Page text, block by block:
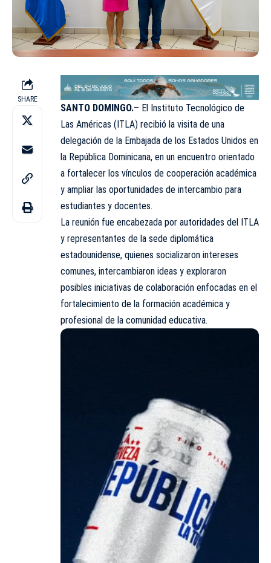
SHARE
SANTO DOMINGO.– El Instituto Tecnológico de
Las Américas (ITLA) recibió la visita de una
delegación de la Embajada de los Estados Unidos en
la República Dominicana, en un encuentro orientado
a fortalecer los vínculos de cooperación académica
y ampliar las oportunidades de intercambio para
estudiantes y docentes.
La reunión fue encabezada por autoridades del ITLA
y representantes de la sede diplomática
estadounidense, quienes socializaron intereses
comunes, intercambiaron ideas y exploraron
posibles iniciativas de colaboración enfocadas en el
fortalecimiento de la formación académica y
profesional de la comunidad educativa.